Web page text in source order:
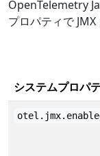
OpenTelemetry
プロパティで JMX
システムプロパ